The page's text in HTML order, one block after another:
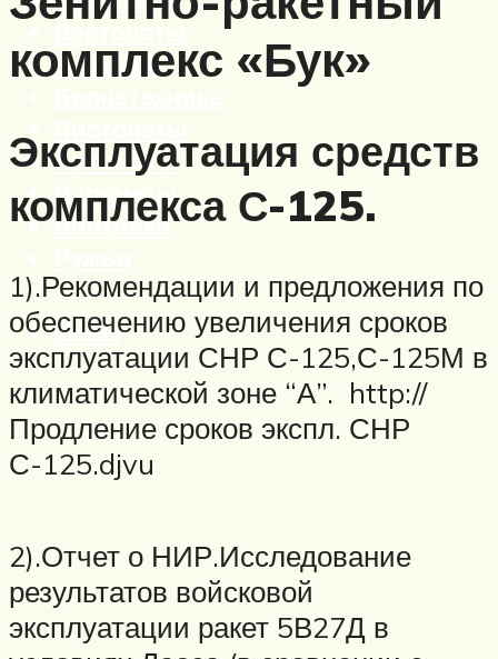
Корабли
Автоматы
Пулеметы
Винтовки
Меню
комплекс «Бук»
Эксплуатация средств
комплекса С-125.
1).Рекомендации и предложения по
обеспечению увеличения сроков
эксплуатации СНР С-125,С-125М в
климатической зоне “А”. http://
Продление сроков экспл. СНР
С-125.djvu
2).Отчет о НИР.Исследование
результатов войсковой
эксплуатации ракет 5В27Д в